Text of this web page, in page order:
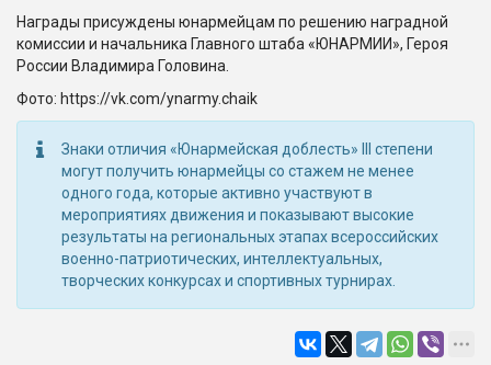
Награды присуждены юнармейцам по решению наградной
комиссии и начальника Главного штаба «ЮНАРМИИ», Героя
России Владимира Головина.
Фото: https://vk.com/ynarmy.chaik
Знаки отличия «Юнармейская доблесть» III степени
могут получить юнармейцы со стажем не менее
одного года, которые активно участвуют в
мероприятиях движения и показывают высокие
результаты на региональных этапах всероссийских
военно-патриотических, интеллектуальных,
творческих конкурсах и спортивных турнирах.